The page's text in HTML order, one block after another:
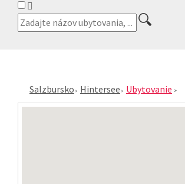
Salzbursko Hintersee Ubytovanie